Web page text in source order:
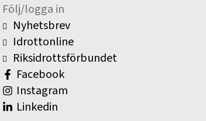
Följ/logga in
Nyhetsbrev
Idrottonline
Riksidrottsförbundet
Facebook
Instagram
Linkedin